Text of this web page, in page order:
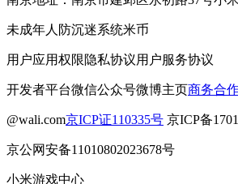
未成年人防沉迷系统米币
用户应用权限隐私协议用户服务协议
开发者平台微信公众号微博主页商务合
@wali.com京ICP证110335号 京ICP备
京公网安备11010802023678号
小米游戏中心